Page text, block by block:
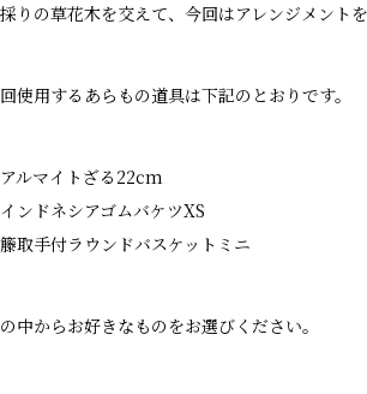
りの草花木を交えて、今回はアレンジメント
使用するあらもの道具は下記のとおりです。
ルマイトざる22cm
ンドネシアゴムバケツXS
取手付ラウンドバスケットミニ
中からお好きなものをお選びください。